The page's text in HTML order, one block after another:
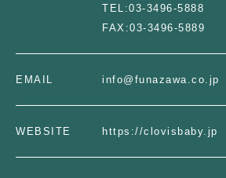
TEL:03-3496-5888
FAX:03-3496-5889
EMAIL info@funazawa.co.jp
WEBSITE https://clovisbaby.jp